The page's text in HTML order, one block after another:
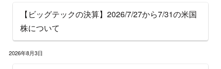
【ビッグテックの決算】2026/7/27から7/31の米国
株について
2026年8月3日